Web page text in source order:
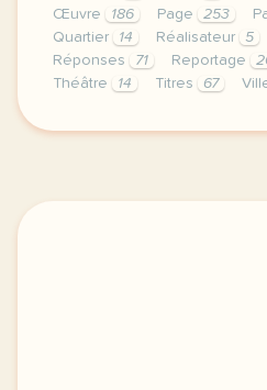
Œuvre
186 Page 253
Quartier
14 Réalisateur 5
Réponses
71 Reportage
Théâtre
14 Titres 67
continuer sans